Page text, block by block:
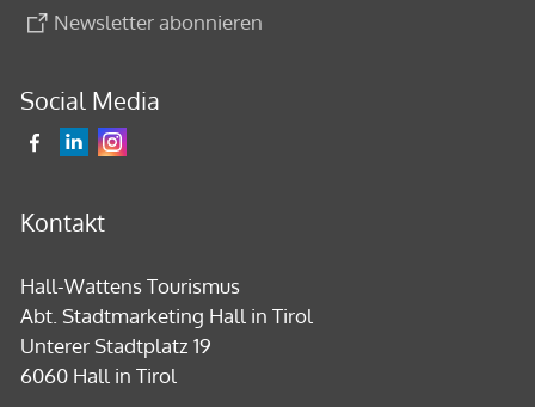
Newsletter abonnieren
Social Media
Kontakt
Hall-Wattens Tourismus
Abt. Stadtmarketing Hall in Tirol
Unterer Stadtplatz 19
6060 Hall in Tirol